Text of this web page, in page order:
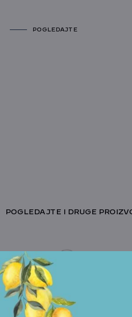
POGLEDAJTE
POGLEDAJTE I DRUGE